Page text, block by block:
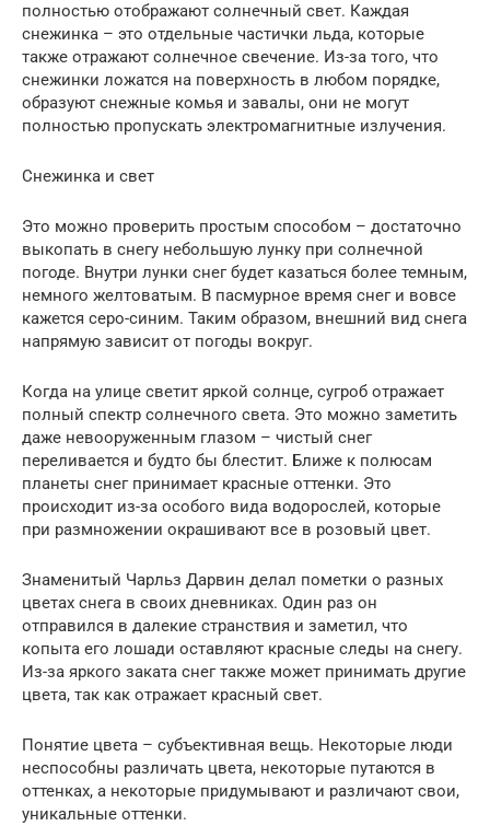
полностью отображают солнечный свет. Каждая
снежинка – это отдельные частички льда, которые
также отражают солнечное свечение. Из-за того, что
снежинки ложатся на поверхность в любом порядке,
образуют снежные комья и завалы, они не могут
полностью пропускать электромагнитные излучения.
Снежинка и свет
Это можно проверить простым способом – достаточно
выкопать в снегу небольшую лунку при солнечной
погоде. Внутри лунки снег будет казаться более темным,
немного желтоватым. В пасмурное время снег и вовсе
кажется серо-синим. Таким образом, внешний вид снега
напрямую зависит от погоды вокруг.
Когда на улице светит яркой солнце, сугроб отражает
полный спектр солнечного света. Это можно заметить
даже невооруженным глазом – чистый снег
переливается и будто бы блестит. Ближе к полюсам
планеты снег принимает красные оттенки. Это
происходит из-за особого вида водорослей, которые
при размножении окрашивают все в розовый цвет.
Знаменитый Чарльз Дарвин делал пометки о разных
цветах снега в своих дневниках. Один раз он
отправился в далекие странствия и заметил, что
копыта его лошади оставляют красные следы на снегу.
Из-за яркого заката снег также может принимать другие
цвета, так как отражает красный свет.
Понятие цвета – субъективная вещь. Некоторые люди
неспособны различать цвета, некоторые путаются в
оттенках, а некоторые придумывают и различают свои,
уникальные оттенки.